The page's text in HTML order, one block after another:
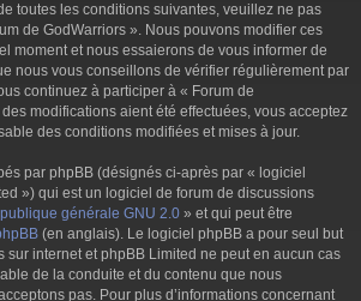
toutes les conditions suivantes, veuillez ne pas
de GodWarriors ». Nous pouvons modifier ces
moment et nous essaierons de vous informer de
nous vous conseillons de vérifier régulièrement par
continuez à participer à « Forum de
modifications aient été effectuées, vous acceptez
des conditions modifiées et mises à jour.
par phpBB (désignés ci-après par « logiciel
») qui est un logiciel de forum de discussions
générale GNU 2.0 » et qui peut être
(en anglais). Le logiciel phpBB a pour seul but
sur internet et phpBB Limited ne peut en aucun cas
de la conduite et du contenu que nous
pas. Pour plus d’informations concernant